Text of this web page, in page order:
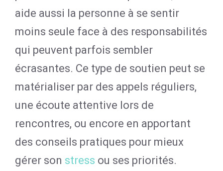
aide aussi la personne à se sentir
moins seule face à des responsabilités
qui peuvent parfois sembler
écrasantes. Ce type de soutien peut se
matérialiser par des appels réguliers,
une écoute attentive lors de
rencontres, ou encore en apportant
des conseils pratiques pour mieux
gérer son stress ou ses priorités.